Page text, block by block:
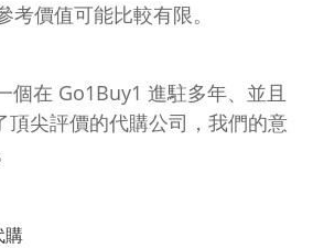
價值可能比較有限。
個在 Go1Buy1 進駐多年、並且
頂尖評價的代購公司，我們的意